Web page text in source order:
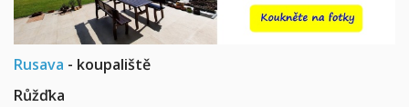
Rusava - koupaliště
Růžďka